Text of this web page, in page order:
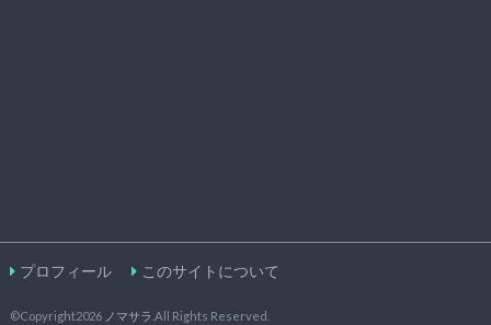
プロフィール このサイトについて
©Copyright2026 ノマサラ .All Rights Reserved.